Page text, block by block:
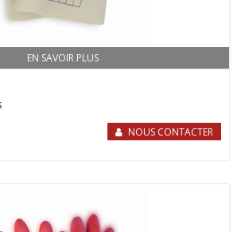
EN SAVOIR PLUS
NOUS CONTACTER